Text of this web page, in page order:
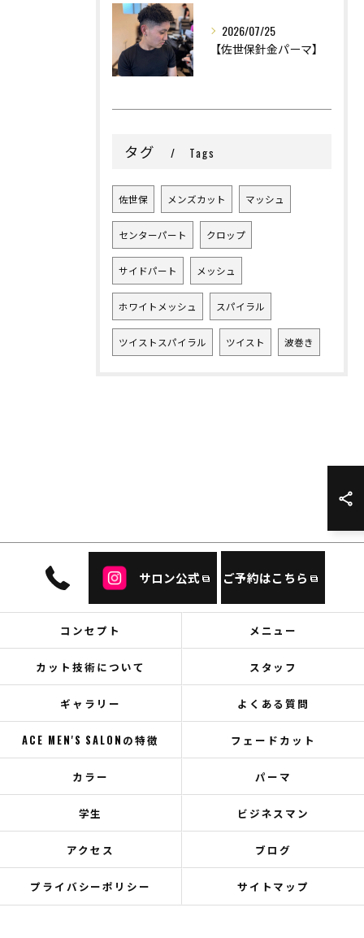
2026/07/25
【佐世保針金パーマ】
タグ Tags
佐世保 メンズカット マッシュ
センターパート クロップ
サイドパート メッシュ
ホワイトメッシュ スパイラル
ツイストスパイラル ツイスト 波巻き
サロン公式 ご予約はこちら
コンセプト メニュー
カット技術について スタッフ
ギャラリー よくある質問
ACE MEN'S SALONの特徴 フェードカット
カラー パーマ
学生 ビジネスマン
アクセス ブログ
プライバシーポリシー サイトマップ